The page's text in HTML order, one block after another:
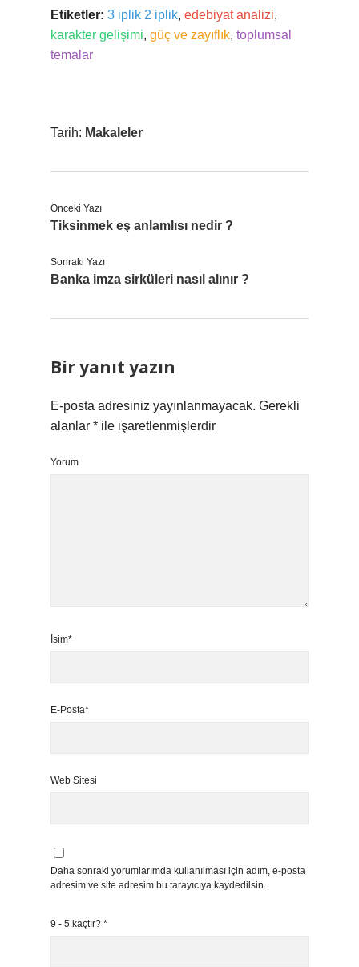
Etiketler: 3 iplik 2 iplik, edebiyat analizi,
karakter gelişimi, güç ve zayıflık, toplumsal
temalar
Tarih: Makaleler
Önceki Yazı
Tiksinmek eş anlamlısı nedir ?
Sonraki Yazı
Banka imza sirküleri nasıl alınır ?
Bir yanıt yazın
E-posta adresiniz yayınlanmayacak. Gerekli
alanlar * ile işaretlenmişlerdir
Yorum
İsim*
E-Posta*
Web Sitesi
Daha sonraki yorumlarımda kullanılması için adım, e-posta
adresim ve site adresim bu tarayıcıya kaydedilsin.
9 - 5 kaçtır? *